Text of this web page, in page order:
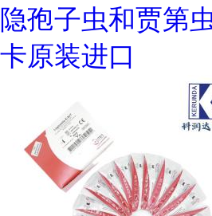
隐孢子虫和贾第
卡原装进口